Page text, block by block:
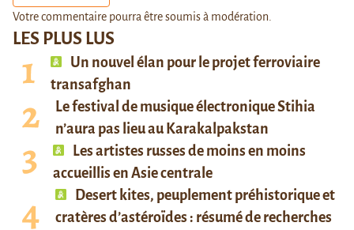
LES PLUS LUS
Un nouvel élan pour le projet ferroviaire
transafghan
Le festival de musique électronique Stihia
n’aura pas lieu au Karakalpakstan
Les artistes russes de moins en moins
accueillis en Asie centrale
Desert kites, peuplement préhistorique et
cratères d’astéroïdes : résumé de recherches
Votre commentaire pourra être soumis à modération.